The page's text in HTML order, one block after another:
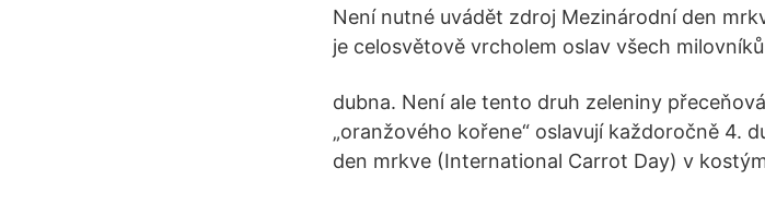
Není nutné uvádět zdroj Mezinárodní den
je celosvětově vrcholem oslav všech
dubna. Není ale tento druh zeleniny
„oranžového kořene“ oslavují každoročně 4.
den mrkve (International Carrot Day) v